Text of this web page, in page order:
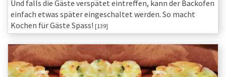
Und falls die Gäste verspätet eintreffen, kann der Backofen
einfach etwas später eingeschaltet werden. So macht
Kochen für Gäste Spass! [139]